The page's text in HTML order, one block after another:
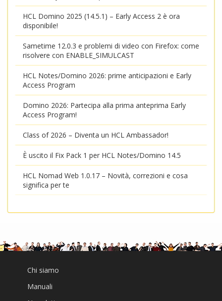
HCL Domino 2025 (14.5.1) – Early Access 2 è ora
disponibile!
Sametime 12.0.3 e problemi di video con Firefox: come
risolvere con ENABLE_SIMULCAST
HCL Notes/Domino 2026: prime anticipazioni e Early
Access Program
Domino 2026: Partecipa alla prima anteprima Early
Access Program!
Class of 2026 – Diventa un HCL Ambassador!
È uscito il Fix Pack 1 per HCL Notes/Domino 14.5
HCL Nomad Web 1.0.17 – Novità, correzioni e cosa
significa per te
Chi siamo
Manuali